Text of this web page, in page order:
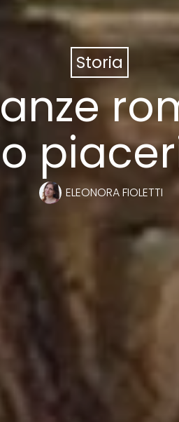
Storia
ELEONORA FIOLETTI